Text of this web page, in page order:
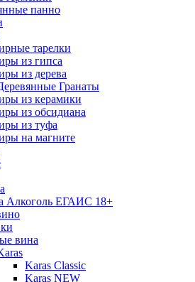
панно
тарелки
из гипса
из дерева
Гранаты
из керамики
из обсидиана
из туфа
на магните
Алкоголь ЕГАИС 18+
вина
Karas Classic
Karas NEW